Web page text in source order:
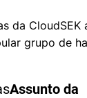
da
grupo de
Assunto da